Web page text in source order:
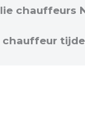
chauffeurs
chauffeur